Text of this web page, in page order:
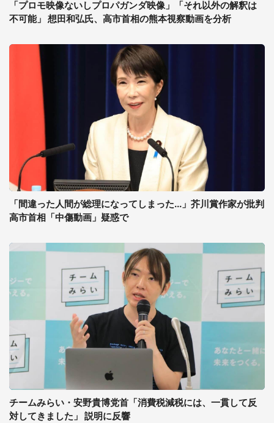
「プロモ映像ないしプロパガンダ映像」「それ以外の解釈は
不可能」 想田和弘氏、高市首相の熊本視察動画を分析
「間違った人間が総理になってしまった...」芥川賞作家が批判
高市首相「中傷動画」疑惑で
チームみらい・安野貴博党首「消費税減税には、一貫して反
対してきました」 説明に反響